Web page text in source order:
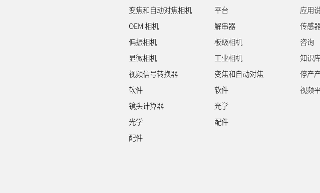
变焦和自动对焦相机
OEM 相机
偏振相机
显微相机
视频信号转换器
软件
镜头计算器
光学
配件
平台
解串器
板级相机
工业相机
变焦和自动对焦
软件
光学
配件
应用
传感
咨询
知识
停产
视频